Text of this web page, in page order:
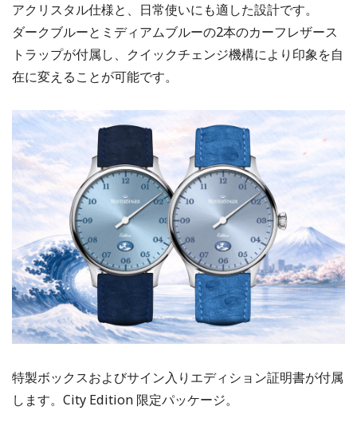
アクリスタル仕様と、日常使いにも適した設計です。
ダークブルーとミディアムブルーの2本のカーフレザース
トラップが付属し、クイックチェンジ機構により印象を自
在に変えることが可能です。
特製ボックスおよびサイン入りエディション証明書が付属
します。City Edition 限定パッケージ。